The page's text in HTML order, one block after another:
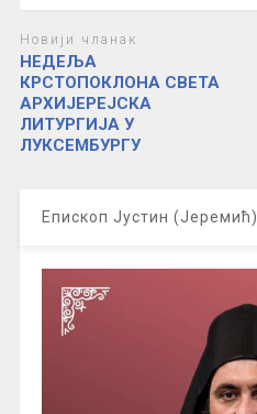
Новији чланак
НЕДЕЉА
КРСТОПОКЛОНА СВЕТА
АРХИЈЕРЕЈСКА
ЛИТУРГИЈА У
ЛУКСЕМБУРГУ
Епископ Јустин (Јеремић)